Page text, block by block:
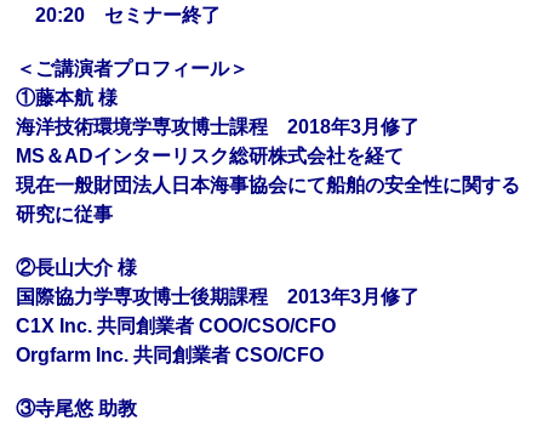
20:20 セミナー終了
＜ご講演者プロフィール＞
①藤本航 様
海洋技術環境学専攻博士課程 2018年3月修了
MS＆ADインターリスク総研株式会社を経て
現在一般財団法人日本海事協会にて船舶の安全性に関する
研究に従事
②長山大介 様
国際協力学専攻博士後期課程 2013年3月修了
C1X Inc. 共同創業者 COO/CSO/CFO
Orgfarm Inc. 共同創業者 CSO/CFO
③寺尾悠 助教